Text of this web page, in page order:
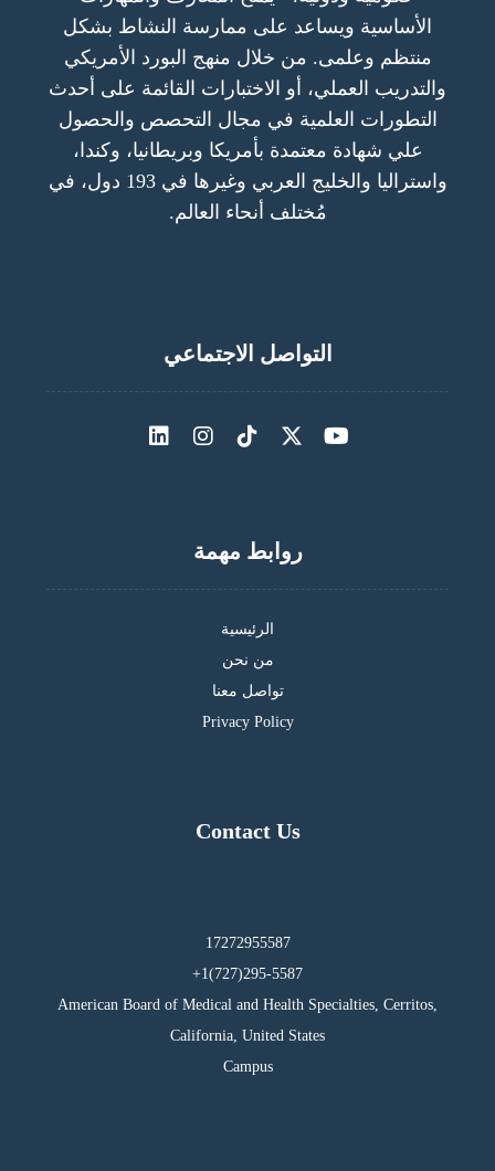
الأساسية ويساعد على ممارسة النشاط بشكل
منتظم وعلمى. من خلال منهج البورد الأمريكي
والتدريب العملي، أو الاختبارات القائمة على أحدث
التطورات العلمية في مجال التحصص والحصول
علي شهادة معتمدة بأمريكا وبريطانيا، وكندا،
واستراليا والخليج العربي وغيرها في 193 دول، في
مُختلف أنحاء العالم.
التواصل الاجتماعي
روابط مهمة
الرئيسية
من نحن
تواصل معنا
Privacy Policy
Contact Us
17272955587
295-5587(727)1+
American Board of Medical and Health Specialties, Cerritos,
California, United States
Campus